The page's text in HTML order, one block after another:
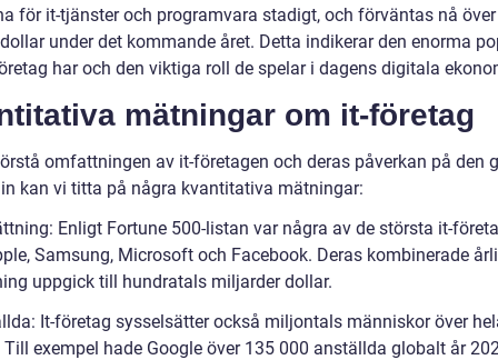
för it-tjänster och programvara stadigt, och förväntas nå
under det kommande året. Detta indikerar den enorma
har och den viktiga roll de spelar i dagens digitala
mätningar om it-företag
omfattningen av it-företagen och deras påverkan på den
kan vi titta på några kvantitativa mätningar:
Enligt Fortune 500-listan var några av de största it-
Samsung, Microsoft och Facebook. Deras kombinerade
uppgick till hundratals miljarder dollar.
It-företag sysselsätter också miljontals människor över
Till exempel hade Google över 135 000 anställda globalt år